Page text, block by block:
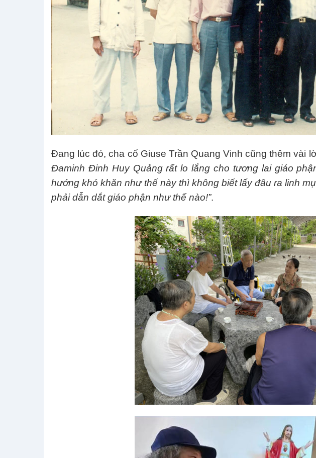
Đang lúc đó, cha cố Giuse Trần Quang Vinh cũng thêm vài
Đaminh Đinh Huy Quảng rất lo lắng cho tương lai giáo
hướng khó khăn như thế này thì không biết lấy đâu ra linh
phải dẫn dắt giáo phận như thế nào!”.